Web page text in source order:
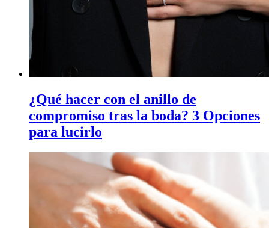
¿Qué hacer con el anillo de
compromiso tras la boda? 3 Opciones
para lucirlo